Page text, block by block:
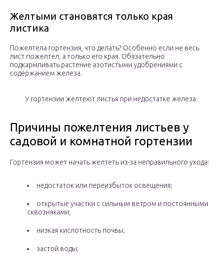
Желтыми становятся только края
листика
Пожелтела гортензия, что делать? Особенно если не весь
лист пожелтел, а только его края. Обязательно
подкармливать растение азотистыми удобрениями с
содержанием железа.
У гортензии желтеют листья при недостатке железа
Причины пожелтения листьев у
садовой и комнатной гортензии
Гортензия может начать желтеть из-за неправильного ухода:
недостаток или переизбыток освещения;
открытые участки с сильным ветром и постоянными
сквозняками;
низкая кислотность почвы;
застой воды;